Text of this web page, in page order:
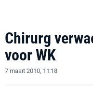
Chirurg
voor WK
7 maart 2010, 11:18